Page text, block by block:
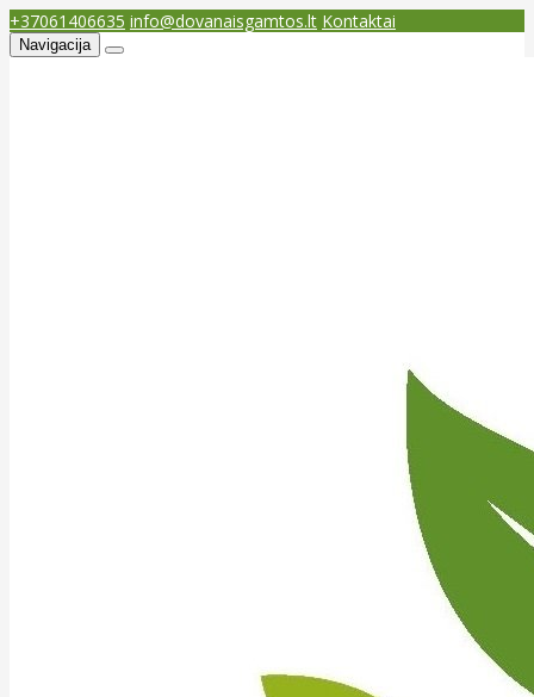
+37061406635 info@dovanaisgamtos.lt Kontaktai
Navigacija